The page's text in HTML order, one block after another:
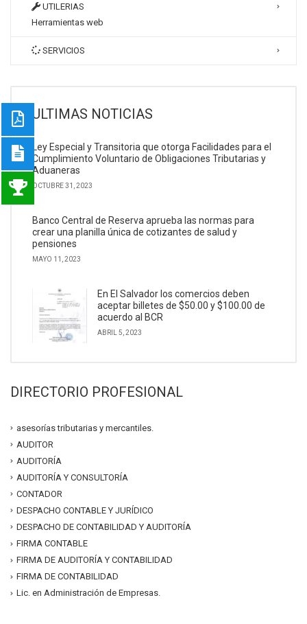
UTILERIAS
Herramientas web
SERVICIOS
ULTIMAS NOTICIAS
Ley Especial y Transitoria que otorga Facilidades para el
Cumplimiento Voluntario de Obligaciones Tributarias y
Aduaneras
OCTUBRE 31, 2023
Banco Central de Reserva aprueba las normas para
crear una planilla única de cotizantes de salud y
pensiones
MAYO 11, 2023
En El Salvador los comercios deben
aceptar billetes de $50.00 y $100.00 de
acuerdo al BCR
ABRIL 5, 2023
DIRECTORIO PROFESIONAL
asesorías tributarias y mercantiles.
AUDITOR
AUDITORÍA
AUDITORÍA Y CONSULTORÍA
CONTADOR
DESPACHO CONTABLE Y JURÍDICO
DESPACHO DE CONTABILIDAD Y AUDITORÍA
FIRMA CONTABLE
FIRMA DE AUDITORÍA Y CONTABILIDAD
FIRMA DE CONTABILIDAD
Lic. en Administración de Empresas.